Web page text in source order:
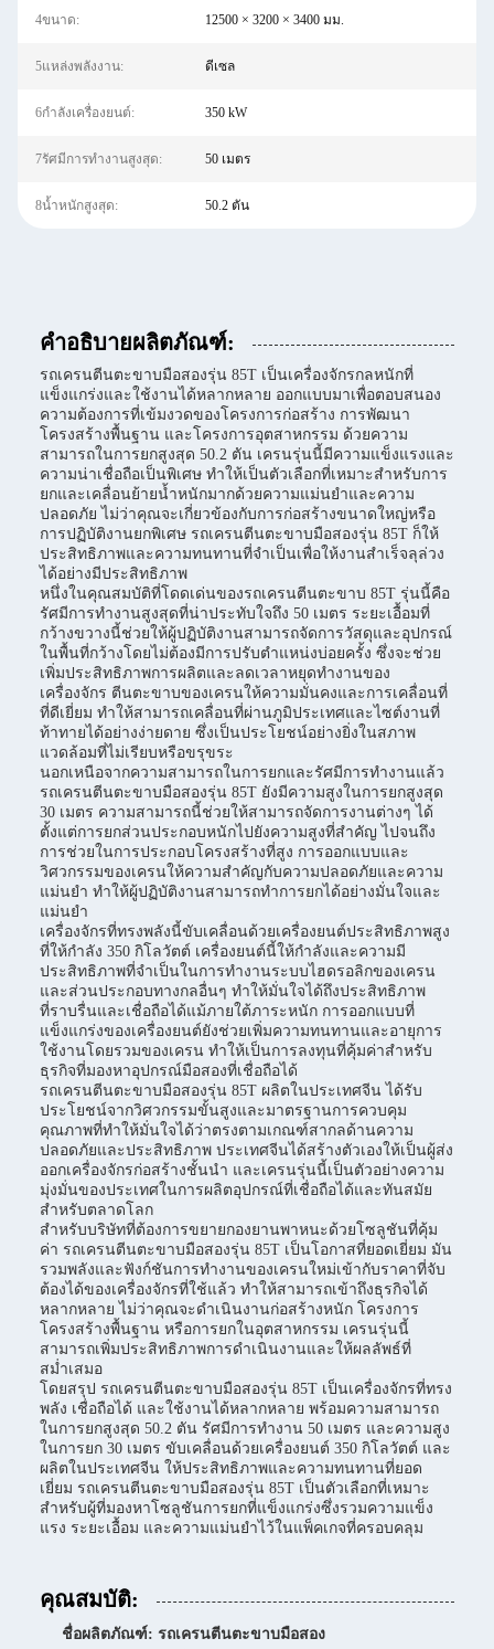
4ขนาด: 12500 × 3200 × 3400 มม.
5แหล่งพลังงาน: ดีเซล
6กำลังเครื่องยนต์: 350 kW
7รัศมีการทำงานสูงสุด: 50 เมตร
8น้ำหนักสูงสุด: 50.2 ตัน
คำอธิบายผลิตภัณฑ์:
รถเครนตีนตะขาบมือสองรุ่น 85T เป็นเครื่องจักรกลหนักที่
แข็งแกร่งและใช้งานได้หลากหลาย ออกแบบมาเพื่อตอบสนอง
ความต้องการที่เข้มงวดของโครงการก่อสร้าง การพัฒนา
โครงสร้างพื้นฐาน และโครงการอุตสาหกรรม ด้วยความ
สามารถในการยกสูงสุด 50.2 ตัน เครนรุ่นนี้มีความแข็งแรงและ
ความน่าเชื่อถือเป็นพิเศษ ทำให้เป็นตัวเลือกที่เหมาะสำหรับการ
ยกและเคลื่อนย้ายน้ำหนักมากด้วยความแม่นยำและความ
ปลอดภัย ไม่ว่าคุณจะเกี่ยวข้องกับการก่อสร้างขนาดใหญ่หรือ
การปฏิบัติงานยกพิเศษ รถเครนตีนตะขาบมือสองรุ่น 85T ก็ให้
ประสิทธิภาพและความทนทานที่จำเป็นเพื่อให้งานสำเร็จลุล่วง
ได้อย่างมีประสิทธิภาพ
หนึ่งในคุณสมบัติที่โดดเด่นของรถเครนตีนตะขาบ 85T รุ่นนี้คือ
รัศมีการทำงานสูงสุดที่น่าประทับใจถึง 50 เมตร ระยะเอื้อมที่
กว้างขวางนี้ช่วยให้ผู้ปฏิบัติงานสามารถจัดการวัสดุและอุปกรณ์
ในพื้นที่กว้างโดยไม่ต้องมีการปรับตำแหน่งบ่อยครั้ง ซึ่งจะช่วย
เพิ่มประสิทธิภาพการผลิตและลดเวลาหยุดทำงานของ
เครื่องจักร ตีนตะขาบของเครนให้ความมั่นคงและการเคลื่อนที่
ที่ดีเยี่ยม ทำให้สามารถเคลื่อนที่ผ่านภูมิประเทศและไซต์งานที่
ท้าทายได้อย่างง่ายดาย ซึ่งเป็นประโยชน์อย่างยิ่งในสภาพ
แวดล้อมที่ไม่เรียบหรือขรุขระ
นอกเหนือจากความสามารถในการยกและรัศมีการทำงานแล้ว
รถเครนตีนตะขาบมือสองรุ่น 85T ยังมีความสูงในการยกสูงสุด
30 เมตร ความสามารถนี้ช่วยให้สามารถจัดการงานต่างๆ ได้
ตั้งแต่การยกส่วนประกอบหนักไปยังความสูงที่สำคัญ ไปจนถึง
การช่วยในการประกอบโครงสร้างที่สูง การออกแบบและ
วิศวกรรมของเครนให้ความสำคัญกับความปลอดภัยและความ
แม่นยำ ทำให้ผู้ปฏิบัติงานสามารถทำการยกได้อย่างมั่นใจและ
แม่นยำ
เครื่องจักรที่ทรงพลังนี้ขับเคลื่อนด้วยเครื่องยนต์ประสิทธิภาพสูง
ที่ให้กำลัง 350 กิโลวัตต์ เครื่องยนต์นี้ให้กำลังและความมี
ประสิทธิภาพที่จำเป็นในการทำงานระบบไฮดรอลิกของเครน
และส่วนประกอบทางกลอื่นๆ ทำให้มั่นใจได้ถึงประสิทธิภาพ
ที่ราบรื่นและเชื่อถือได้แม้ภายใต้ภาระหนัก การออกแบบที่
แข็งแกร่งของเครื่องยนต์ยังช่วยเพิ่มความทนทานและอายุการ
ใช้งานโดยรวมของเครน ทำให้เป็นการลงทุนที่คุ้มค่าสำหรับ
ธุรกิจที่มองหาอุปกรณ์มือสองที่เชื่อถือได้
รถเครนตีนตะขาบมือสองรุ่น 85T ผลิตในประเทศจีน ได้รับ
ประโยชน์จากวิศวกรรมขั้นสูงและมาตรฐานการควบคุม
คุณภาพที่ทำให้มั่นใจได้ว่าตรงตามเกณฑ์สากลด้านความ
ปลอดภัยและประสิทธิภาพ ประเทศจีนได้สร้างตัวเองให้เป็นผู้ส่ง
ออกเครื่องจักรก่อสร้างชั้นนำ และเครนรุ่นนี้เป็นตัวอย่างความ
มุ่งมั่นของประเทศในการผลิตอุปกรณ์ที่เชื่อถือได้และทันสมัย
สำหรับตลาดโลก
สำหรับบริษัทที่ต้องการขยายกองยานพาหนะด้วยโซลูชันที่คุ้ม
ค่า รถเครนตีนตะขาบมือสองรุ่น 85T เป็นโอกาสที่ยอดเยี่ยม มัน
รวมพลังและฟังก์ชันการทำงานของเครนใหม่เข้ากับราคาที่จับ
ต้องได้ของเครื่องจักรที่ใช้แล้ว ทำให้สามารถเข้าถึงธุรกิจได้
หลากหลาย ไม่ว่าคุณจะดำเนินงานก่อสร้างหนัก โครงการ
โครงสร้างพื้นฐาน หรือการยกในอุตสาหกรรม เครนรุ่นนี้
สามารถเพิ่มประสิทธิภาพการดำเนินงานและให้ผลลัพธ์ที่
สม่ำเสมอ
โดยสรุป รถเครนตีนตะขาบมือสองรุ่น 85T เป็นเครื่องจักรที่ทรง
พลัง เชื่อถือได้ และใช้งานได้หลากหลาย พร้อมความสามารถ
ในการยกสูงสุด 50.2 ตัน รัศมีการทำงาน 50 เมตร และความสูง
ในการยก 30 เมตร ขับเคลื่อนด้วยเครื่องยนต์ 350 กิโลวัตต์ และ
ผลิตในประเทศจีน ให้ประสิทธิภาพและความทนทานที่ยอด
เยี่ยม รถเครนตีนตะขาบมือสองรุ่น 85T เป็นตัวเลือกที่เหมาะ
สำหรับผู้ที่มองหาโซลูชันการยกที่แข็งแกร่งซึ่งรวมความแข็ง
แรง ระยะเอื้อม และความแม่นยำไว้ในแพ็คเกจที่ครอบคลุม
คุณสมบัติ:
ชื่อผลิตภัณฑ์: รถเครนตีนตะขาบมือสอง